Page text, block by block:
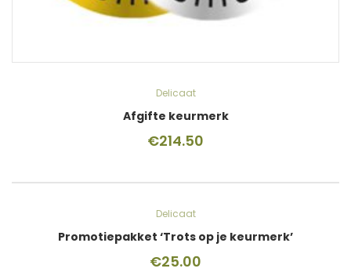
Delicaat
Afgifte keurmerk
€214.50
Delicaat
Promotiepakket ‘Trots op je keurmerk’
€25.00